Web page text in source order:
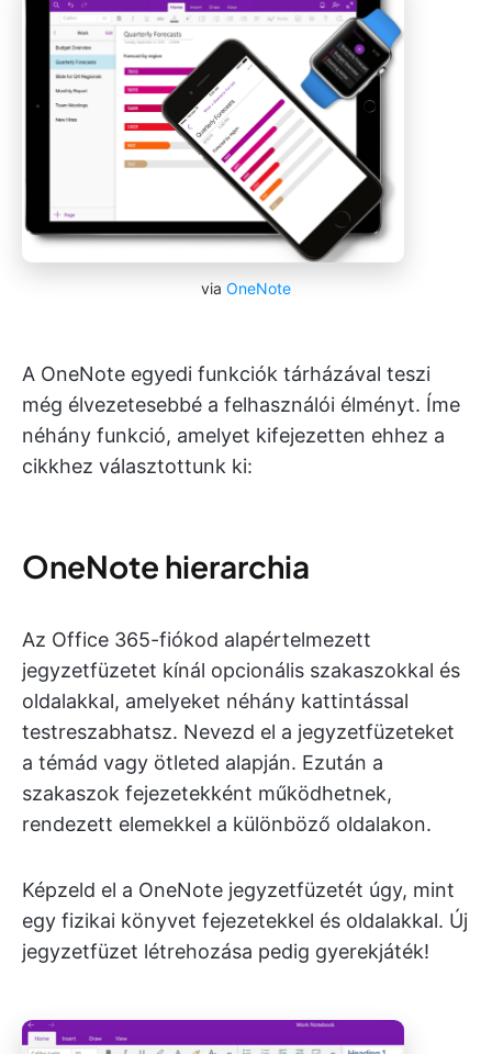
via OneNote
A OneNote egyedi funkciók tárházával teszi
még élvezetesebbé a felhasználói élményt. Íme
néhány funkció, amelyet kifejezetten ehhez a
cikkhez választottunk ki:
OneNote hierarchia
Az Office 365-fiókod alapértelmezett
jegyzetfüzetet kínál opcionális szakaszokkal és
oldalakkal, amelyeket néhány kattintással
testreszabhatsz. Nevezd el a jegyzetfüzeteket
a témád vagy ötleted alapján. Ezután a
szakaszok fejezetekként működhetnek,
rendezett elemekkel a különböző oldalakon.
Képzeld el a OneNote jegyzetfüzetét úgy, mint
egy fizikai könyvet fejezetekkel és oldalakkal. Új
jegyzetfüzet létrehozása pedig gyerekjáték!